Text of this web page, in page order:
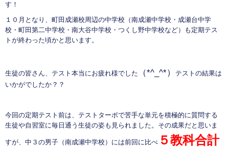
す！
１０月となり、町田成瀬校周辺の中学校（南成瀬中学校・成瀬台中学
校・町田第二中学校・南大谷中学校・つくし野中学校など）も定期テス
トが終わった頃かと思います。
生徒の皆さん、テスト本当にお疲れ様でした （*^_^*）
テストの結果は
いかがでしたか？？
今回の定期テスト前は、テストターボで苦手な単元を積極的に質問する
生徒や自習室に毎日通う生徒の姿も見られました。その成果だと思いま
すが、中３の男子（南成瀬中学校）には前回に比べ ５教科合計